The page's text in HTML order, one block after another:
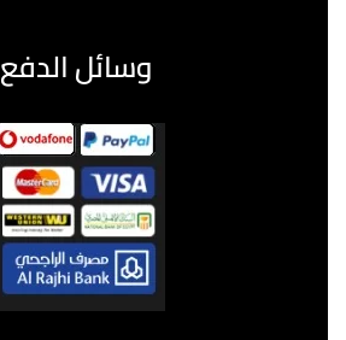
وسائل الدفع